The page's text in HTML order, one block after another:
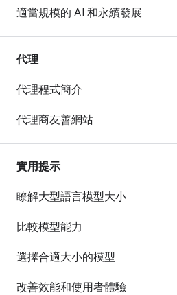
適當規模的 AI 和永續發展
代理
代理程式簡介
代理商友善網站
實用提示
瞭解大型語言模型大小
比較模型能力
選擇合適大小的模型
改善效能和使用者體驗